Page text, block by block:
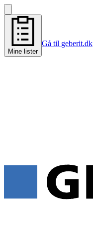
Mine lister
Gå til geberit.dk